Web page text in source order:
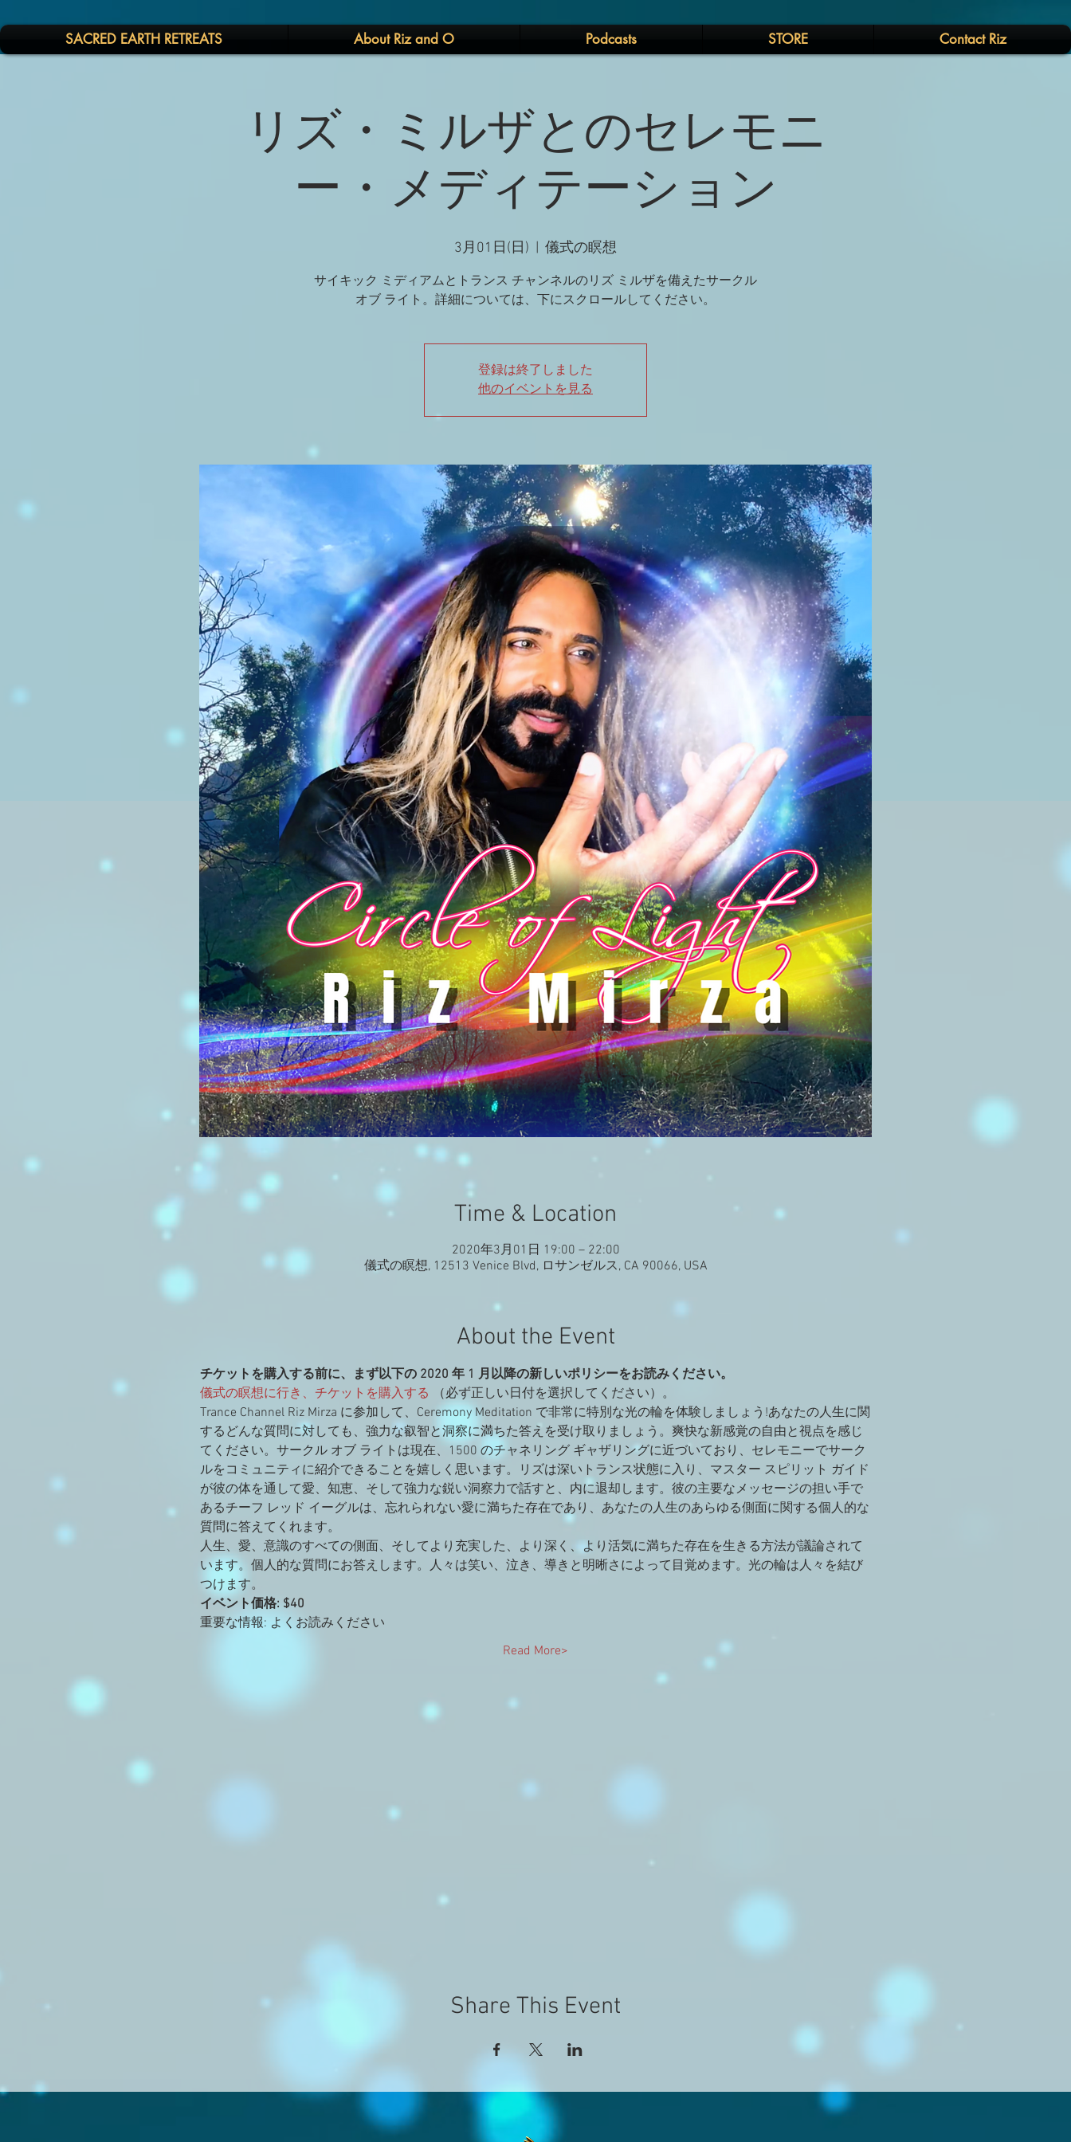
SACRED EARTH RETREATS About Riz and O Podcasts STORE Contact Riz
リズ・ミルザとのセレモニ
ー・メディテーション
3月01日(日) 儀式の瞑想
サイキック ミディアムとトランス チャンネルのリズ ミルザを備えたサークル
オブ ライト。詳細については、下にスクロールしてください。
登録は終了しました
他のイベントを見る
Time & Location
2020年3月01日 19:00 – 22:00
儀式の瞑想, 12513 Venice Blvd, ロサンゼルス, CA 90066, USA
About the Event
チケットを購入する前に、まず以下の 2020 年 1 月以降の新しいポリシーをお読みください。
儀式の瞑想に行き、チケットを購入する
（必ず正しい日付を選択してください）。
Trance Channel Riz Mirza に参加して、Ceremony Meditation で非常に特別な光の輪を体験しましょう!あなたの人生に関
するどんな質問に対しても、強力な叡智と洞察に満ちた答えを受け取りましょう。爽快な新感覚の自由と視点を感じ
てください。サークル オブ ライトは現在、1500 のチャネリング ギャザリングに近づいており、セレモニーでサーク
ルをコミュニティに紹介できることを嬉しく思います。リズは深いトランス状態に入り、マスター スピリット ガイド
が彼の体を通して愛、知恵、そして強力な鋭い洞察力で話すと、内に退却します。彼の主要なメッセージの担い手で
あるチーフ レッド イーグルは、忘れられない愛に満ちた存在であり、あなたの人生のあらゆる側面に関する個人的な
質問に答えてくれます。
人生、愛、意識のすべての側面、そしてより充実した、より深く、より活気に満ちた存在を生きる方法が議論されて
います。個人的な質問にお答えします。人々は笑い、泣き、導きと明晰さによって目覚めます。光の輪は人々を結び
つけます。
イベント価格: $40
重要な情報: よくお読みください
Read More>
Share This Event